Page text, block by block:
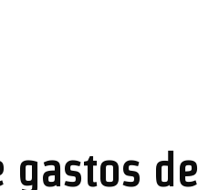
gastos de